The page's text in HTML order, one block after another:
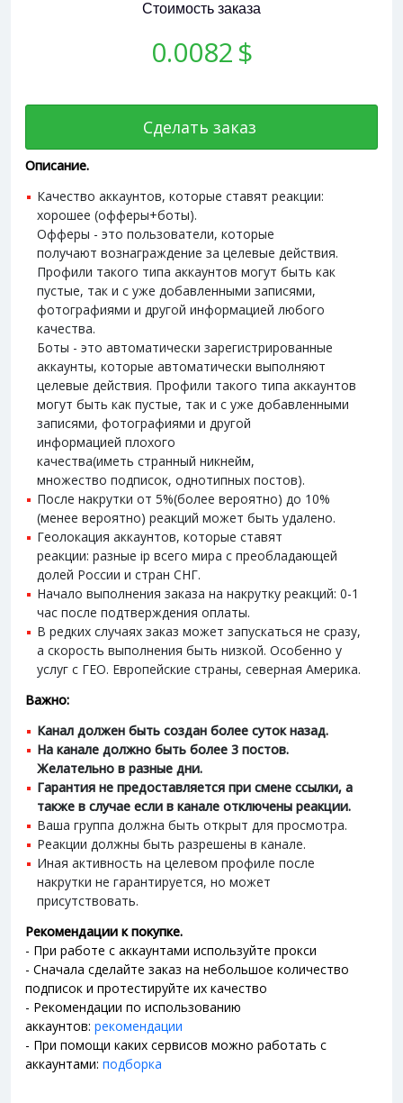
Стоимость заказа
0.0082$
Сделать заказ
Описание.
Качество аккаунтов, которые ставят реакции:
хорошее (офферы+боты).
Офферы - это пользователи, которые
получают вознаграждение за целевые действия.
Профили такого типа аккаунтов могут быть как
пустые, так и с уже добавленными записями,
фотографиями и другой информацией любого
качества.
Боты - это автоматически зарегистрированные
аккаунты, которые автоматически выполняют
целевые действия. Профили такого типа аккаунтов
могут быть как пустые, так и с уже добавленными
записями, фотографиями и другой
информацией плохого
качества(иметь странный никнейм,
множество подписок, однотипных постов).
После накрутки от 5%(более вероятно) до 10%
(менее вероятно) реакций может быть удалено.
Геолокация аккаунтов, которые ставят
реакции: разные ip всего мира с преобладающей
долей России и стран СНГ.
Начало выполнения заказа на накрутку реакций: 0-1
час после подтверждения оплаты.
В редких случаях заказ может запускаться не сразу,
а скорость выполнения быть низкой. Особенно у
услуг с ГЕО. Европейские страны, северная Америка.
Важно:
Канал должен быть создан более суток назад.
На канале должно быть более 3 постов.
Желательно в разные дни.
Гарантия не предоставляется при смене ссылки, а
также в случае если в канале отключены реакции.
Ваша группа должна быть открыт для просмотра.
Реакции должны быть разрешены в канале.
Иная активность на целевом профиле после
накрутки не гарантируется, но может
присутствовать.
Рекомендации к покупке.
- При работе с аккаунтами используйте прокси
- Сначала сделайте заказ на небольшое количество
подписок и протестируйте их качество
- Рекомендации по использованию
аккаунтов: рекомендации
- При помощи каких сервисов можно работать с
аккаунтами: подборка